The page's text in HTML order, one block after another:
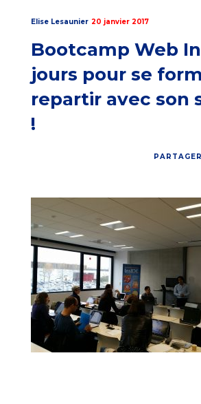
Elise Lesaunier 20 janvier 2017
Bootcamp Web
jours pour se
repartir avec son
!
PARTAGER